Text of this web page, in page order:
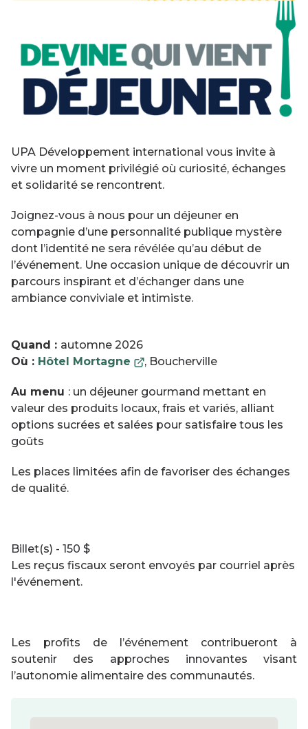
UPA Développement international vous invite à
vivre un moment privilégié où curiosité, échanges
et solidarité se rencontrent.
Joignez-vous à nous pour un déjeuner en
compagnie d’une personnalité publique mystère
dont l’identité ne sera révélée qu’au début de
l’événement. Une occasion unique de découvrir un
parcours inspirant et d’échanger dans une
ambiance conviviale et intimiste.
Quand : automne 2026
Où : Hôtel Mortagne
This
will
open
in
window
, Boucherville
Au menu : un déjeuner gourmand mettant en
valeur des produits locaux, frais et variés, alliant
options sucrées et salées pour satisfaire tous les
goûts
Les places limitées afin de favoriser des échanges
de qualité.
Billet(s) - 150 $
Les reçus fiscaux seront envoyés par courriel après
l'événement.
Les profits de l’événement contribueront à
soutenir des approches innovantes visant
l’autonomie alimentaire des communautés.